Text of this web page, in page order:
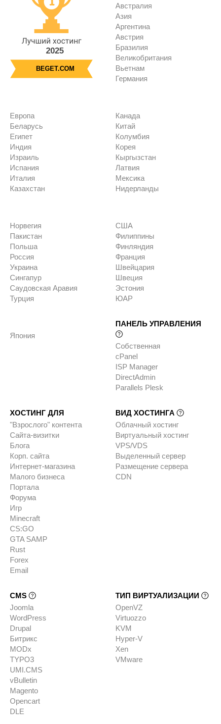
2025
BEGET.COM
Австралия
Азия
Аргентина
Австрия
Бразилия
Великобритания
Вьетнам
Германия
Европа
Беларусь
Египет
Индия
Израиль
Испания
Италия
Казахстан
Канада
Китай
Колумбия
Корея
Кыргызстан
Латвия
Мексика
Нидерланды
Норвегия
Пакистан
Польша
Россия
Украина
Сингапур
Саудовская Аравия
Турция
США
Филиппины
Финляндия
Франция
Швейцария
Швеция
Эстония
ЮАР
Япония
ПАНЕЛЬ УПРАВЛЕНИЯ
Собственная
cPanel
ISP Manager
DirectAdmin
Parallels Plesk
ХОСТИНГ ДЛЯ
"Взрослого" контента
Сайта-визитки
Блога
Корп. сайта
Интернет-магазина
Малого бизнеса
Портала
Форума
Игр
Minecraft
CS:GO
GTA SAMP
Rust
Forex
Email
ВИД ХОСТИНГА
Облачный хостинг
Виртуальный хостинг
VPS/VDS
Выделенный сервер
Размещение сервера
CDN
CMS
Joomla
WordPress
Drupal
Битрикс
MODx
TYPO3
UMI.CMS
vBulletin
Magento
Opencart
DLE
ТИП ВИРТУАЛИЗАЦИИ
OpenVZ
Virtuozzo
KVM
Hyper-V
Xen
VMware